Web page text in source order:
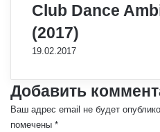
Club Dance
(2017)
19.02.2017
Добавить
Ваш адрес email не будет
помечены *